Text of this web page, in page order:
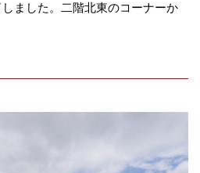
ました。二階北東のコーナーか